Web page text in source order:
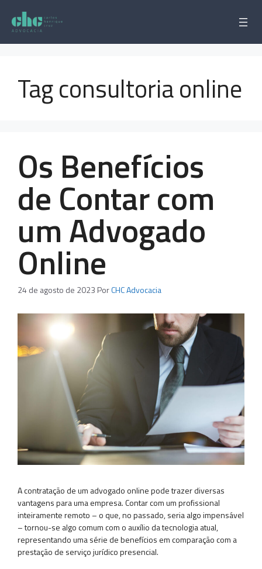
para
conteúdo
Tag consultoria online
Os Benefícios
de Contar com
um Advogado
Online
24 de agosto de 2023 PorCHC Advocacia
A contratação de um advogado online pode trazer diversas
vantagens para uma empresa. Contar com um profissional
inteiramente remoto – o que, no passado, seria algo impensável
– tornou-se algo comum com o auxílio da tecnologia atual,
representando uma série de benefícios em comparação com a
prestação de serviço jurídico presencial.